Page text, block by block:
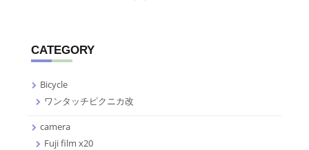
CATEGORY
Bicycle
ワンタッチピクニカ改
camera
Fuji film x20